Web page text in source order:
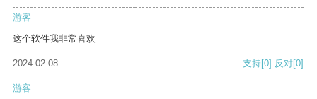
游客
这个软件我非常喜欢
2024-02-08 支持[0] 反对[0]
游客